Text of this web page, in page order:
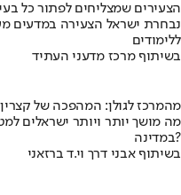
הצעירים שמצליחים לפתור כל
נבחרת ישראל הצעירה במדעים
ללימודים
בשיתוף מרכז מדעני העתיד
מהמרכז לגולן: המהפכה של קצרין
מה מושך יותר ויותר ישראלים
במדינה?
בשיתוף אבני דרך וי.ד ברזאני